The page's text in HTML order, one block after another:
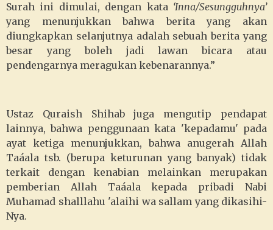
Surah ini dimulai, dengan kata ‘Inna/Sesungguhnya’
yang menunjukkan bahwa berita yang akan
diungkapkan selanjutnya adalah sebuah berita yang
besar yang boleh jadi lawan bicara atau
pendengarnya meragukan kebenarannya.”
Ustaz Quraish Shihab juga mengutip pendapat
lainnya, bahwa penggunaan kata 'kepadamu' pada
ayat ketiga menunjukkan, bahwa anugerah Allah
Taáala tsb. (berupa keturunan yang banyak) tidak
terkait dengan kenabian melainkan merupakan
pemberian Allah Taáala kepada pribadi Nabi
Muhamad shalllahu 'alaihi wa sallam yang dikasihi-
Nya.